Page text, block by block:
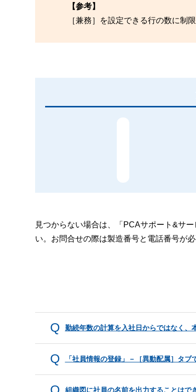
【参考】
［兼務］を設定できる行の数に制
見つからない場合は、「PCAサポート&サ
い。お問合せの際は製造番号と電話番号が必
勤続年数の計算を入社日からではなく、
「社員情報の登録」－［異動配属］タ
組織図に社員の名前を出力することはで